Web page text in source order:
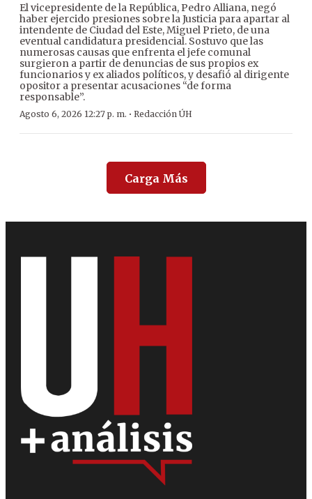
El vicepresidente de la República, Pedro Alliana, negó
haber ejercido presiones sobre la Justicia para apartar al
intendente de Ciudad del Este, Miguel Prieto, de una
eventual candidatura presidencial. Sostuvo que las
numerosas causas que enfrenta el jefe comunal
surgieron a partir de denuncias de sus propios ex
funcionarios y ex aliados políticos, y desafió al dirigente
opositor a presentar acusaciones “de forma
responsable”.
Agosto 6, 2026 12:27 p. m. · Redacción ÚH
Carga Más